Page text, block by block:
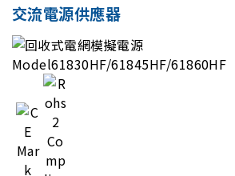
交流電源供應器